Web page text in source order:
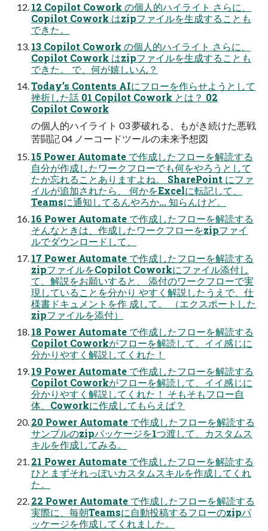
12 Copilot Cowork の個人的ハイライト さらに、
Copilot Cowork はzipファイルを生成することも
できた。
13 Copilot Cowork の個人的ハイライト さらに、
Copilot Cowork はzipファイルを生成することも
できた。 で、何が嬉しいん？
Today’s Contents AIにフローを作らせようとして
挫折した話 01 Copilot Cowork とは？ 02
Copilot Cowork
の個人的ハイライト 03 夢破れる、もがき続けた悪戦
苦闘記 04 ノーコードツールの未来予想図
15 Power Automate で作成したフローを解読する
自分が作成したワークフローでも何をやろうとして
たか忘れることありますよね。 SharePoint にファ
イルが追加されたら、 何かをExcelに転記して、
Teamsに通知してるんやろか... 知らんけど。
16 Power Automate で作成したフローを解読する
そんなときは、作成したワークフローをzipファイ
ルでダウンロードして、
17 Power Automate で作成したフローを解読する
zipファイルをCopilot Coworkにファイル添付し
て、解説をお願いすると、 添付のワークフローで実
現していることを分かり やすく解説したうえで、仕
様書ドキュメントを作 成して。 （エクスポートした
zipファイルを添付）
18 Power Automate で作成したフローを解読する
Copilot Coworkがフローを解読して、イイ感じに
分かりやすく解説してくれた！
19 Power Automate で作成したフローを解読する
Copilot Coworkがフローを解読して、イイ感じに
分かりやすく解説してくれた！ そもそもフロー自
体、Coworkに作成してもらえば？
20 Power Automate で作成したフローを解読する
サンプルのzipパッケージを1つ渡して、カスタムス
キルを作成してみる。
21 Power Automate で作成したフローを解読する
ひとまずそれっぽいカスタムスキルを作成してくれ
た。
22 Power Automate で作成したフローを解読する
実際に、毎朝Teamsに自動投稿するフローのzipパ
ッケージを作成してくれました。